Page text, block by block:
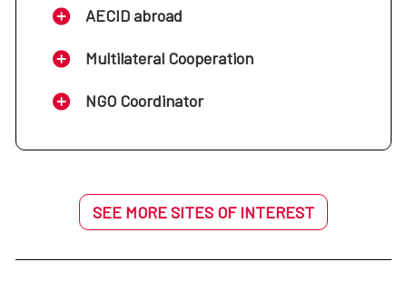
Oficina de la Cooperación Española:
Oficina de la Cooperación Española:
Oficina de la Cooperación Española: Mali
Sur (Argentina, Brasil, Chile y Uruguay)
Rica
AECID abroad
Multilateral Cooperation
NGO Coordinator
SEE MORE SITES OF INTEREST